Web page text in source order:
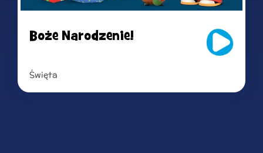
Boże Narodzenie!
Święta